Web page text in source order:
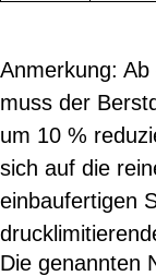
Anmerkung:
muss der
um 10 %
sich auf die
einbaufertigen
Die genannten